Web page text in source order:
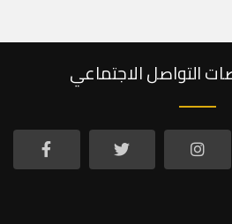
التواصل الاجتماعي